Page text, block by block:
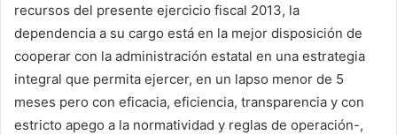
recursos del presente ejercicio fiscal 2013, la
dependencia a su cargo está en la mejor disposición de
cooperar con la administración estatal en una estrategia
integral que permita ejercer, en un lapso menor de 5
meses pero con eficacia, eficiencia, transparencia y con
estricto apego a la normatividad y reglas de operación-,